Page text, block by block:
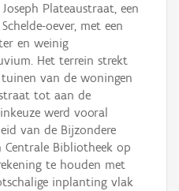
Plateaustraat, een
oever, met een
en weinig
Het terrein strekt
van de woningen
tot aan de
werd vooral
van de Bijzondere
Centrale Bibliotheek op
te houden met
inplanting vlak